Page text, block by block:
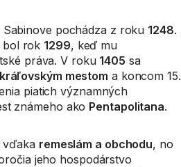
pochádza z roku 1248.
bol rok 1299, keď mu
práva. V roku 1405 sa
mestom a koncom 15.
piatich významných
známeho ako Pentapolitana.
vďaka remeslám a obchodu, no
jeho hospodárstvo